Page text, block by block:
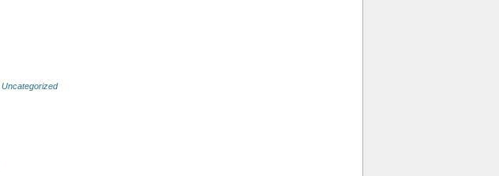
Uncategorized